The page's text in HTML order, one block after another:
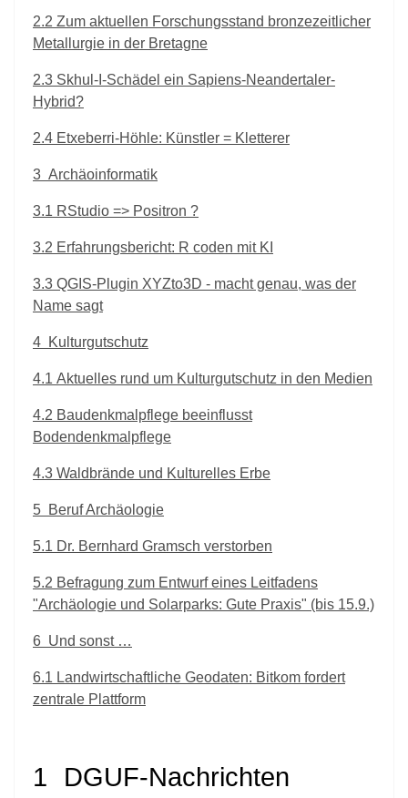
2.2 Zum aktuellen Forschungsstand bronzezeitlicher
Metallurgie in der Bretagne
2.3 Skhul-I-Schädel ein Sapiens-Neandertaler-
Hybrid?
2.4 Etxeberri-Höhle: Künstler = Kletterer
3 Archäoinformatik
3.1 RStudio => Positron ?
3.2 Erfahrungsbericht: R coden mit KI
3.3 QGIS-Plugin XYZto3D - macht genau, was der
Name sagt
4 Kulturgutschutz
4.1 Aktuelles rund um Kulturgutschutz in den Medien
4.2 Baudenkmalpflege beeinflusst
Bodendenkmalpflege
4.3 Waldbrände und Kulturelles Erbe
5 Beruf Archäologie
5.1 Dr. Bernhard Gramsch verstorben
5.2 Befragung zum Entwurf eines Leitfadens
"Archäologie und Solarparks: Gute Praxis" (bis 15.9.)
6 Und sonst …
6.1 Landwirtschaftliche Geodaten: Bitkom fordert
zentrale Plattform
1 DGUF-Nachrichten